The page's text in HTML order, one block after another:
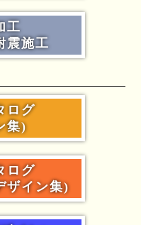
工
震施工
ログ
集)
ログ
ザイン集)